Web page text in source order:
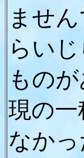
ませ
らい
もの
現の
なかっ